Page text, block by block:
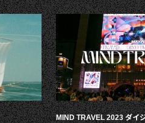
MIND TRAVEL 2023 ダイ